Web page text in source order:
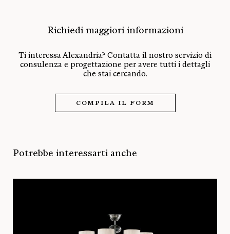
Richiedi maggiori informazioni
Ti interessa Alexandria? Contatta il nostro servizio di
consulenza e progettazione per avere tutti i dettagli
che stai cercando.
COMPILA IL FORM
Potrebbe interessarti anche